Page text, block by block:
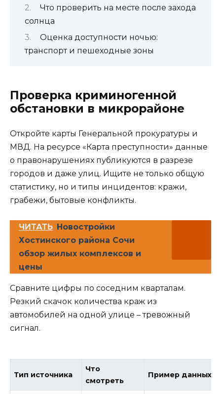
Что проверить на месте после захода
солнца
Оценка доступности ночью:
транспорт и пешеходные зоны
Проверка криминогенной
обстановки в микрорайоне
Откройте карты Генеральной прокуратуры и
МВД. На ресурсе «Карта преступности» данные
о правонарушениях публикуются в разрезе
городов и даже улиц. Ищите не только общую
статистику, но и типы инцидентов: кражи,
грабежи, бытовые конфликты.
ЧИТАТЬ Новостройки
Хостинского района Сочи
обзор жилых комплексов и
цены
Сравните цифры по соседним кварталам.
Резкий скачок количества краж из
автомобилей на одной улице – тревожный
сигнал.
Тип источника
Что
смотреть
Пример данных